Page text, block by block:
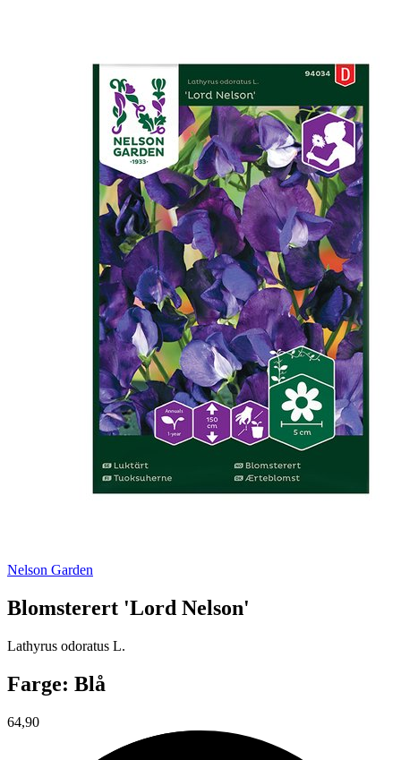
Nelson Garden
Blomsterert 'Lord Nelson'
Lathyrus odoratus L.
Farge: Blå
64,90